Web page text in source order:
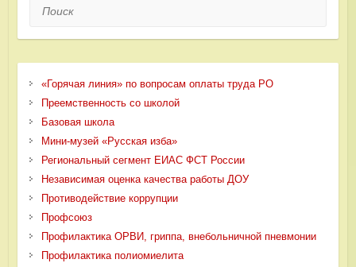
Поиск
«Горячая линия» по вопросам оплаты труда РО
Преемственность со школой
Базовая школа
Мини-музей «Русская изба»
Региональный сегмент ЕИАС ФСТ России
Независимая оценка качества работы ДОУ
Противодействие коррупции
Профсоюз
Профилактика ОРВИ, гриппа, внебольничной пневмонии
Профилактика полиомиелита